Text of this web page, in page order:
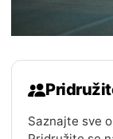
Saznajte sve